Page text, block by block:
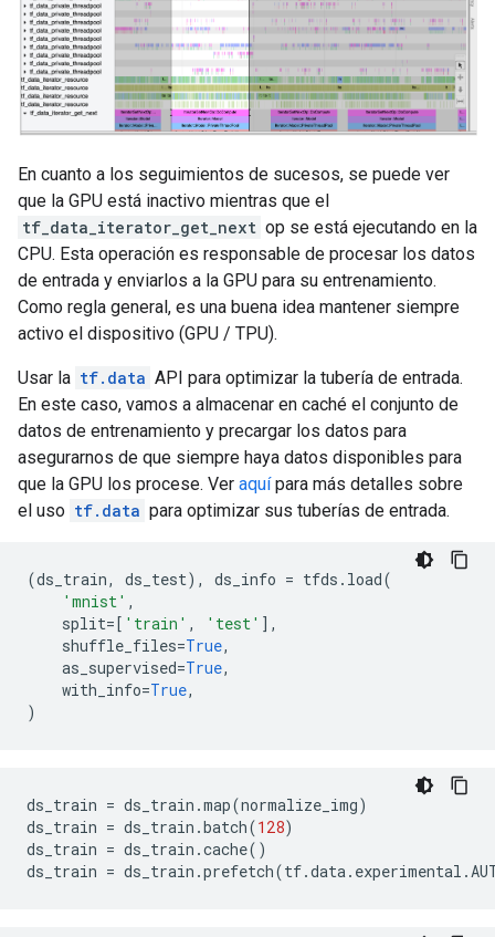
En cuanto a los seguimientos de sucesos, se puede ver
que la GPU está inactivo mientras que el
tf_data_iterator_get_next op se está ejecutando en la
CPU. Esta operación es responsable de procesar los datos
de entrada y enviarlos a la GPU para su entrenamiento.
Como regla general, es una buena idea mantener siempre
activo el dispositivo (GPU / TPU).
Usar la tf.data API para optimizar la tubería de entrada.
En este caso, vamos a almacenar en caché el conjunto de
datos de entrenamiento y precargar los datos para
asegurarnos de que siempre haya datos disponibles para
que la GPU los procese. Ver aquípara más detalles sobre
el uso tf.data para optimizar sus tuberías de entrada.
(ds_train, ds_test), ds_info = tfds . load(
'mnist' ,
split=[ 'train' , 'test' ],
shuffle_files=True,
as_supervised=True,
with_info=True,
)
ds_train = ds_train .map(normalize_img)
ds_train = ds_train .batch(128)
ds_train = ds_train .cache()
ds_train = ds_train .prefetch(tf.data. experimental .